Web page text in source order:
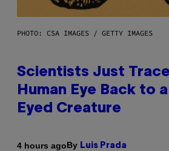
PHOTO: CSA IMAGES / GETTY IMAGES
Scientists Just
Human Eye Back to
Eyed Creature
4 hours agoBy Luis Prada